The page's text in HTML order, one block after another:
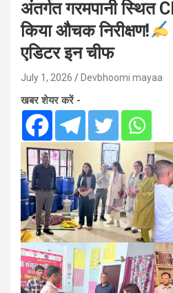
अंतर्गत गरमपानी स्थित
किया औचक निरीक्षण!
एडिटर इन चीफ
July 1, 2026 Devbhoomi mayaa
खबर शेयर करें -